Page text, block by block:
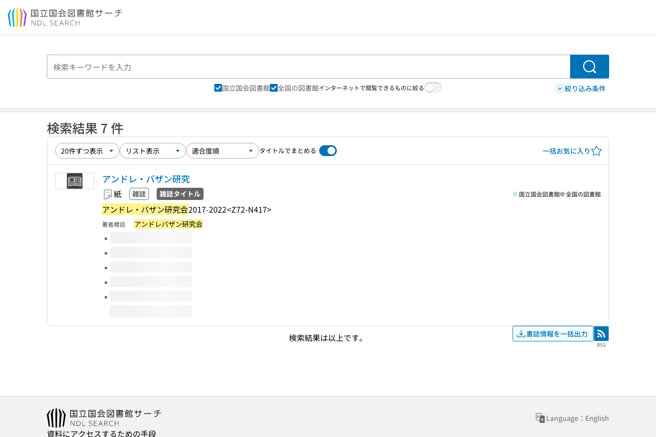
本文へ移動
検索
国立国会図書館 全国の図書館インターネットで閲覧できるものに絞る 絞り込み条件
検索結果 7 件
タイトルでまとめる 一括お気に入り
アンドレ・バザン研究
紙 雑誌 雑誌タイトル
アンドレ・バザン研究会2017-2022<Z72-N417>
国立国会図書館 全国の図書館
著者標目 アンドレバザン研究会
このタイトルの巻号
検索結果は以上です。 書誌情報を一括出力 RSS
RSS
Language：English
資料にアクセスするための手段